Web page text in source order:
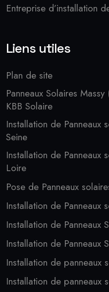
Entreprise d’installation
Liens utiles
Plan de site
Panneaux Solaires
KBB Solaire
Installation de Panneaux
Seine
Installation de Panneaux
Loire
Pose de Panneaux
Installation de Panneaux
Installation de Panneaux
Installation de Panneaux
Installation de panneaux
Installation de panneaux